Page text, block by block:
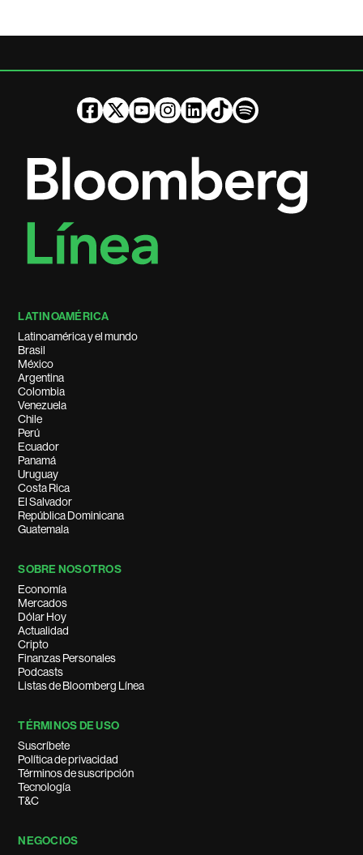
LATINOAMÉRICA
Latinoamérica y el mundo
Brasil
México
Argentina
Colombia
Venezuela
Chile
Perú
Ecuador
Panamá
Uruguay
Costa Rica
El Salvador
República Dominicana
Guatemala
SOBRE NOSOTROS
Economía
Mercados
Dólar Hoy
Actualidad
Cripto
Finanzas Personales
Podcasts
Listas de Bloomberg Línea
TÉRMINOS DE USO
Suscríbete
Política de privacidad
Términos de suscripción
Tecnología
T&C
NEGOCIOS